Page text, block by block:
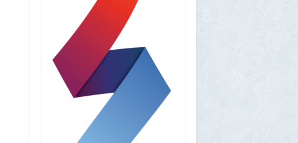
"Становится всё яснее"
1
1 августа 2026, 16:39
Работавшие ранее в РФ мессенджеры
BIP и KakaoTalk перестали работать
1GR
1 августа 2026, 14:51
Исторический дом в центре Магадана
выставили на торги за 100 тысяч рублей
1 августа 2026, 13:50
В Подмосковье мужчина устроил концерт
для соседей в честь своего дня рождения